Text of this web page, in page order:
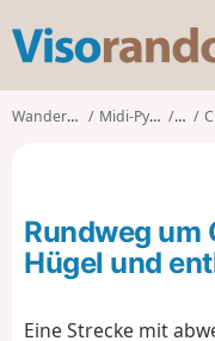
Wanderungen Midi-Pyrénées Lot Cajarc
Rundweg um
Hügel und
Eine Strecke mit